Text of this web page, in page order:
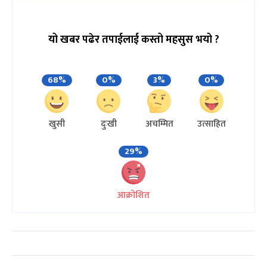
यो खबर पढेर तपाईलाई कस्तो महसुस भयो ?
68%
खुसी
0%
दुःखी
3%
अचम्मित
0%
उत्साहित
29%
आक्रोशित